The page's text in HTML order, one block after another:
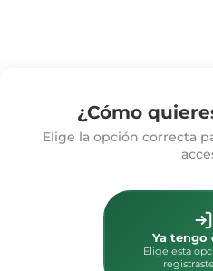
¿Cómo
Elige la opción correcta
Ya tengo
Elige esta